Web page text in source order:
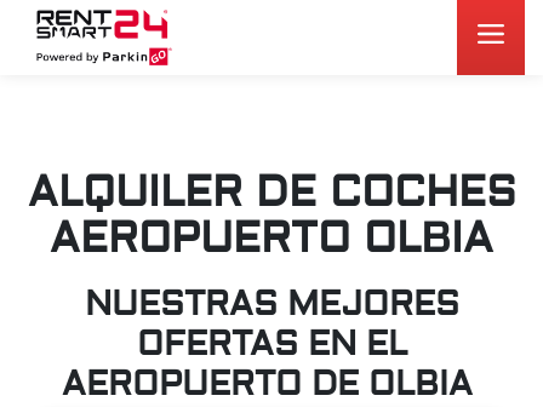
ALQUILER DE COCHES
AEROPUERTO OLBIA
NUESTRAS MEJORES
OFERTAS EN EL
AEROPUERTO DE OLBIA